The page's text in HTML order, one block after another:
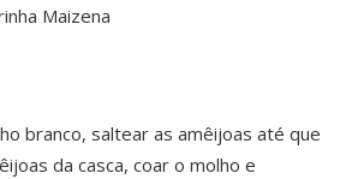
Maizena
branco, saltear as amêijoas até que
da casca, coar o molho e